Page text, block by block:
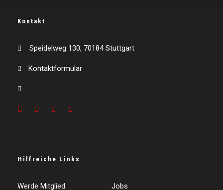
Kontakt
Speidelweg 130, 70184 Stuttgart
Kontaktformular
Hilfreiche Links
Werde Mitglied Jobs